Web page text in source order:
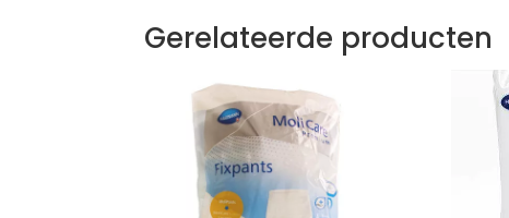
Gerelateerde producten